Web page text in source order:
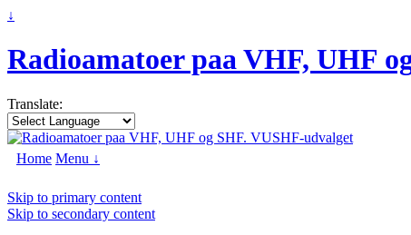
↓
Radioamatoer paa VHF, UHF
Translate:
Home Menu ↓
Skip to primary content
Skip to secondary content